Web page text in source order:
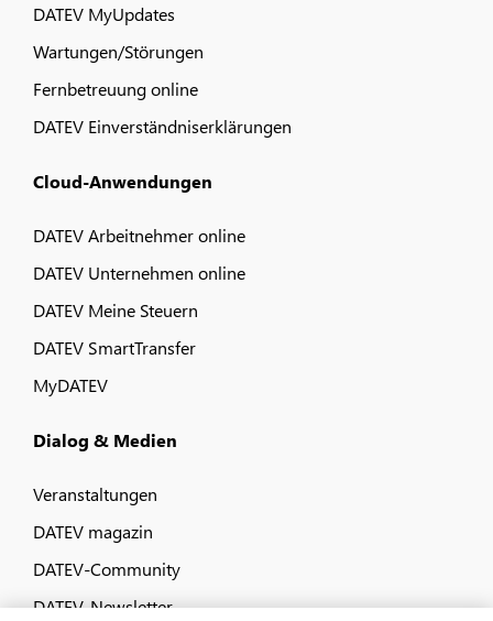
DATEV MyUpdates
Wartungen/Störungen
Fernbetreuung online
DATEV Einverständniserklärungen
Cloud-Anwendungen
DATEV Arbeitnehmer online
DATEV Unternehmen online
DATEV Meine Steuern
DATEV SmartTransfer
MyDATEV
Dialog & Medien
Veranstaltungen
DATEV magazin
DATEV-Community
DATEV-Newsletter